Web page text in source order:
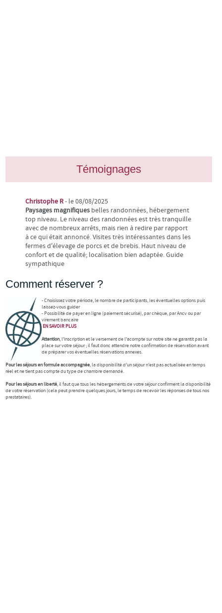
Témoignages
Christophe R- le 08/08/2025
Paysages magnifiquesbelles randonnées, hébergement
top niveau. Le niveau des randonnées est très tranquille
avec de nombreux arrêts, mais rien à redire par rapport
à ce qui était annoncé. Visites très intéressantes dans les
fermes d'élevage de porcs et de brebis. Haut niveau de
confort et de qualité; localisation bien adaptée. Guide
sympathique
Comment réserver ?
- Choisissez votre période, le nombre de participants, les éventuelles options puis
laissez-vous guider
- Possibilité de payer en ligne (paiement sécurisé), par chèque, par Ancv ou par
virement bancaire
EN SAVOIR PLUS
Attention, l'inscription et le versement de l'acompte sur notre site ne garantit pas la
place sur votre séjour ; il faut donc attendre notre confirmation de réservation avant
de préparer vos éventuelles réservations annexes.
Pour les séjours en formule accompagnée, la disponibilité d'un séjour n'est pas actualisée en temps
réel et ne tient pas compte du type de chambre demandé.
Pour les séjours en liberté, il faut que tous les hébergements de votre séjour confirment la disponibilité
de votre réservation (cela peut prendre quelques jours, le temps de recevoir les réponses de tous nos
prestataires).